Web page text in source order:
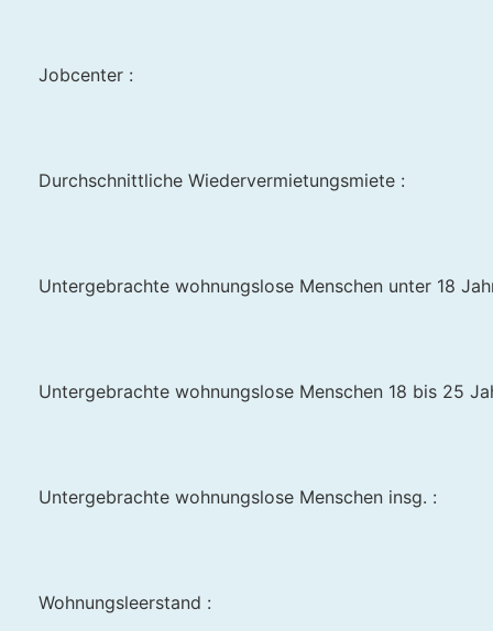
Jobcenter :
Durchschnittliche Wiedervermietungsmiete :
Untergebrachte wohnungslose Menschen unter 18
Untergebrachte wohnungslose Menschen 18 bis 25
Untergebrachte wohnungslose Menschen insg. :
Wohnungsleerstand :